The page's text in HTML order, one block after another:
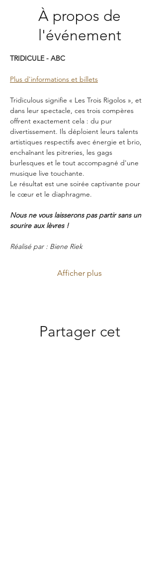
À propos de
l'événement
TRIDICULE - ABC
Plus d'informations et billets
Tridiculous signifie « Les Trois Rigolos », et
dans leur spectacle, ces trois compères
offrent exactement cela : du pur
divertissement. Ils déploient leurs talents
artistiques respectifs avec énergie et brio,
enchaînant les pitreries, les gags
burlesques et le tout accompagné d'une
musique live touchante.
Le résultat est une soirée captivante pour
le cœur et le diaphragme.
Nous ne vous laisserons pas partir sans un
sourire aux lèvres !
Réalisé par : Biene Riek
Afficher plus
Partager cet